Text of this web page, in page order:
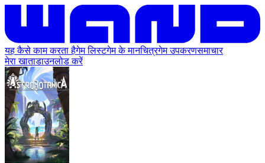
यह कैसे काम करता हैगेम लिस्टगेम के मानचित्रगेम उपकरणसमाचार
मेरा खाताडाउनलोड करें